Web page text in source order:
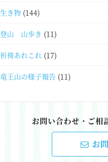
生き物 (144)
登山 山歩き (11)
祈祷あれこれ (17)
竜王山の様子報告 (11)
お問い合わせ・ご相
お